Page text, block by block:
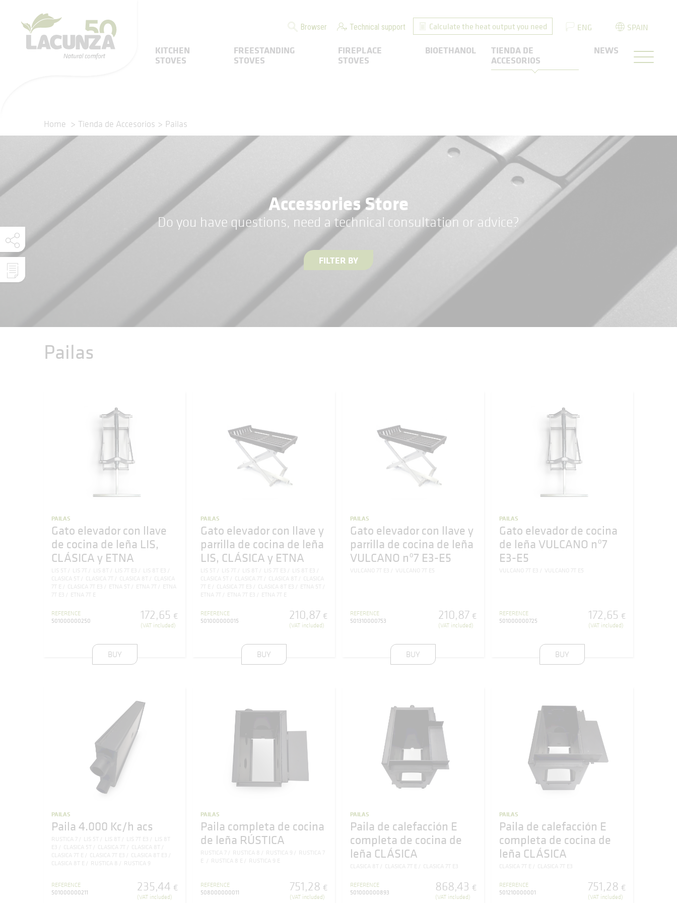
Browser Technical support Calculate the heat output you need ENG SPAIN
KITCHEN
STOVES
FREESTANDING
STOVES
FIREPLACE
STOVES
BIOETHANOL
TIENDA DE
ACCESORIOS
NEWS
Home Tienda de Accesorios Pailas
Accessories Store
Do you have questions, need a technical consultation or advice?
FILTER BY
Pailas
PAILAS
Gato elevador con llave
de cocina de leña LIS,
CLÁSICA y ETNA
LIS 5T LIS 7T LIS 8T LIS 7T E3
LIS 8T E3
CLASICA 5T
CLASICA 7T CLASICA 8T
CLASICA
7T E
CLASICA 7T E3 ETNA 5T ETNA 7T
ETNA
7T E3
ETNA 7T E
REFERENCE
501000000250
172,65 €
(VAT included)
BUY
PAILAS
Gato elevador con llave y
parrilla de cocina de leña
LIS, CLÁSICA y ETNA
LIS 5T LIS 7T LIS 8T LIS 7T E3
LIS 8T E3
CLASICA 5T
CLASICA 7T CLASICA 8T
CLASICA
7T E
CLASICA 7T E3 CLASICA 8T E3
ETNA 5T
ETNA 7T
ETNA 7T E3 ETNA 7T E
REFERENCE
501000000015
210,87 €
(VAT included)
BUY
PAILAS
Gato elevador con llave y
parrilla de cocina de leña
VULCANO nº7 E3-E5
VULCANO 7T E3 VULCANO 7T E5
REFERENCE
501310000753
210,87 €
(VAT included)
BUY
PAILAS
Gato elevador de cocina
de leña VULCANO nº7
E3-E5
VULCANO 7T E3 VULCANO 7T E5
REFERENCE
501000000725
172,65 €
(VAT included)
BUY
PAILAS
Paila 4.000 Kc/h acs
RUSTICA 7 LIS 5T LIS 8T LIS 7T E3
LIS 8T
E3
CLASICA 5T CLASICA 7T
CLASICA 8T
CLASICA 7T E
CLASICA 7T E3
CLASICA 8T E3
CLASICA 8T E
RUSTICA 8 RUSTICA 9
REFERENCE
501000000211
235,44 €
(VAT included)
PAILAS
Paila completa de cocina
de leña RÚSTICA
RUSTICA 7 RUSTICA 8 RUSTICA 9
RUSTICA 7
E
RUSTICA 8 E RUSTICA 9 E
REFERENCE
508000000011
751,28 €
(VAT included)
PAILAS
Paila de calefacción E
completa de cocina de
leña CLÁSICA
CLASICA 8T CLASICA 7T E CLASICA 7T E3
REFERENCE
501000000893
868,43 €
(VAT included)
PAILAS
Paila de calefacción E
completa de cocina de
leña CLÁSICA
CLASICA 7T E CLASICA 7T E3
REFERENCE
501210000001
751,28 €
(VAT included)